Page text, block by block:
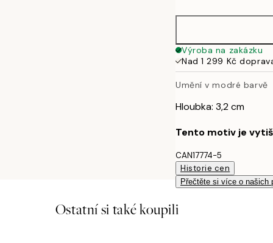
Výroba na zakázku
Nad 1 299 Kč
Umění v modré barvě
Hloubka: 3,2 cm
Tento motiv je
CAN17774-5
Historie cen
Přečtěte si více o našich
Ostatní si také koupili